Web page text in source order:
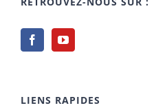
LIENS RAPIDES